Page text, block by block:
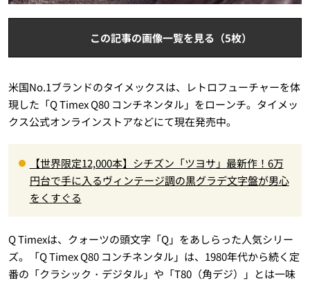
この記事の画像一覧を見る（5枚）
米国No.1ブランドのタイメックスは、レトロフューチャーを体
現した「Q Timex Q80 コンチネンタル」をローンチ。タイメッ
クス公式オンラインストアなどにて現在発売中。
【世界限定12,000本】シチズン「ツヨサ」最新作！6万
円台で手に入るヴィンテージ調の黒グラデ文字盤が男心
をくすぐる
Q Timexは、クォーツの頭文字「Q」をあしらった人気シリー
ズ。「Q Timex Q80 コンチネンタル」は、1980年代から続く定
番の「クラシック・デジタル」や「T80（角デジ）」とは一味